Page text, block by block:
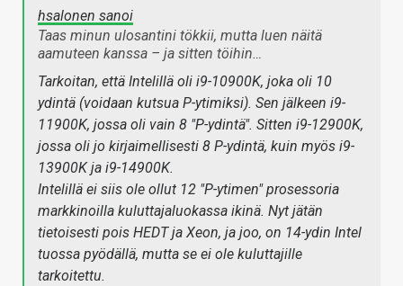
hsalonen sanoi
Taas minun ulosantini tökkii, mutta luen näitä
aamuteen kanssa – ja sitten töihin…
Tarkoitan, että Intelillä oli i9-10900K, joka oli 10
ydintä (voidaan kutsua P-ytimiksi). Sen jälkeen i9-
11900K, jossa oli vain 8 "P-ydintä". Sitten i9-12900K,
jossa oli jo kirjaimellisesti 8 P-ydintä, kuin myös i9-
13900K ja i9-14900K.
Intelillä ei siis ole ollut 12 "P-ytimen" prosessoria
markkinoilla kuluttajaluokassa ikinä. Nyt jätän
tietoisesti pois HEDT ja Xeon, ja joo, on 14-ydin Intel
tuossa pyödällä, mutta se ei ole kuluttajille
tarkoitettu.